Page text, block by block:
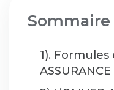
Sommaire
1). Formules